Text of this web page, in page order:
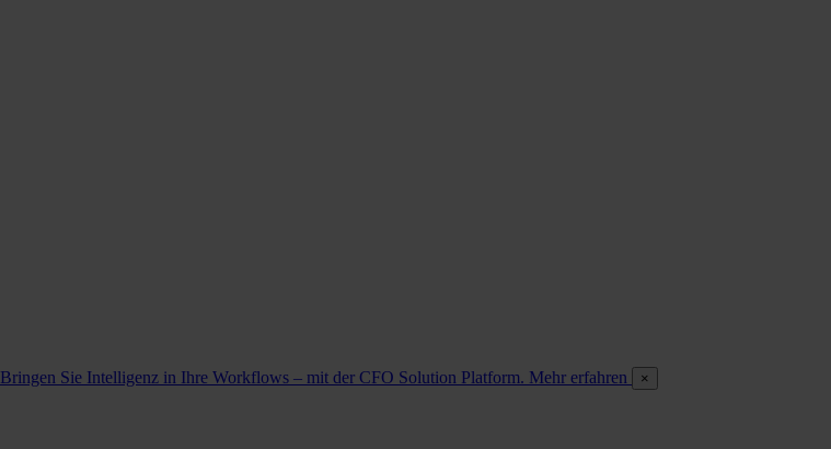
Bringen Sie Intelligenz in Ihre Workflows – mit der CFO Solution Platform. Mehr erfahren ×